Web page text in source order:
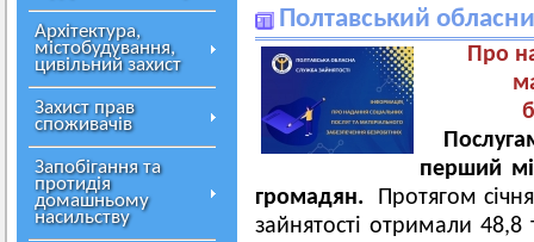
Архітектура,
містобудування,
цивільний захист
Захист прав
споживачів
Запобігання та
протидія
домашньому
насильству
Полтавський
Про
перший
громадян. Протягом
зайнятості отримали 48,8